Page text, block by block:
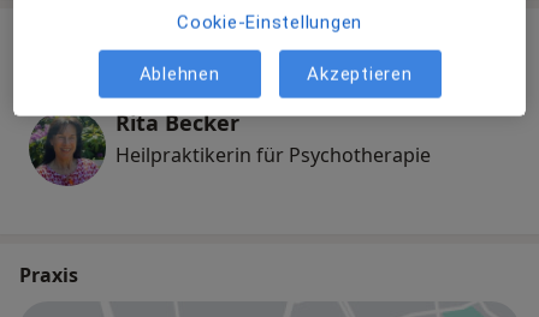
Rita Becker
Heilpraktikerin für Psychotherapie
Praxis
Cookie-Einstellungen
Ablehnen Akzeptieren